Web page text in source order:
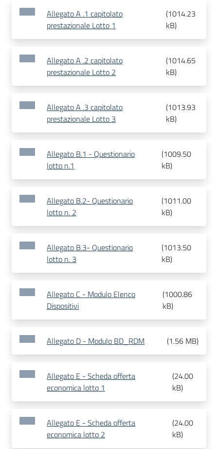
Allegato A .1 capitolato
prestazionale Lotto 1
(1014.23
kB)
Allegato A .2 capitolato
prestazionale Lotto 2
(1014.65
kB)
Allegato A .3 capitolato
prestazionale Lotto 3
(1013.93
kB)
Allegato B.1 - Questionario
lotto n.1
(1009.50
kB)
Allegato B.2- Questionario
lotto n. 2
(1011.00
kB)
Allegato B.3- Questionario
lotto n. 3
(1013.50
kB)
Allegato C - Modulo Elenco
Dispositivi
(1000.86
kB)
Allegato D - Modulo BD_RDM (1.56 MB)
Allegato E - Scheda offerta
economica lotto 1
(24.00
kB)
Allegato E - Scheda offerta
economica lotto 2
(24.00
kB)